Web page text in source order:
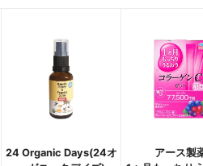
24 Organic Days(24オ
アース製